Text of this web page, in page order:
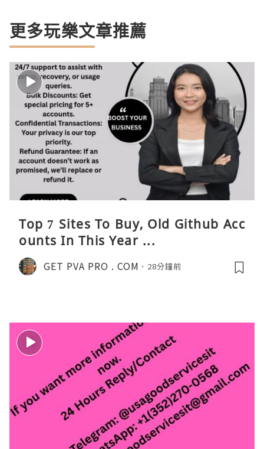
更多玩樂文章推薦
Top 7 Sites To Buy, Old Github Acc
ounts In This Year ...
GET PVA PRO . COM 28分鐘前